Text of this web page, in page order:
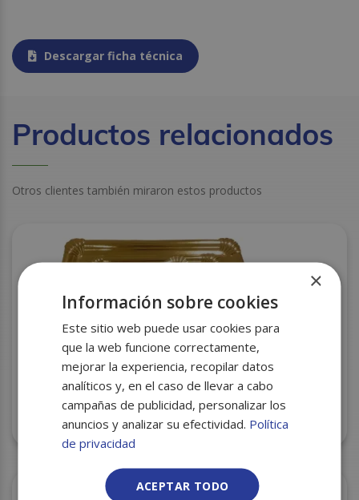
Descargar ficha técnica
Productos relacionados
Otros clientes también miraron estos productos
BANDEJA Nº 6 18X25 100U ORO
×
Información sobre cookies
Este sitio web puede usar cookies para
que la web funcione correctamente,
mejorar la experiencia, recopilar datos
analíticos y, en el caso de llevar a cabo
campañas de publicidad, personalizar los
anuncios y analizar su efectividad. Política
de privacidad
ACEPTAR TODO